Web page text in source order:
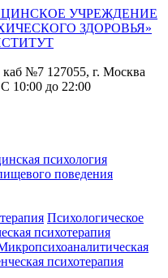
УЧРЕЖДЕНИЕ
ЗДОРОВЬЯ»
каб №7 127055, г. Москва
С 10:00 до 22:00
психология
поведения
Психологическое
психотерапия
психотерапия